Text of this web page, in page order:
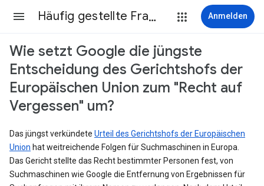
Häufig gestellte Fragen Anmelden
Wie setzt Google die jüngste
Entscheidung des Gerichtshofs der
Europäischen Union zum "Recht auf
Vergessen" um?
Das jüngst verkündete Urteil des Gerichtshofs der Europäischen
Union hat weitreichende Folgen für Suchmaschinen in Europa.
Das Gericht stellte das Recht bestimmter Personen fest, von
Suchmaschinen wie Google die Entfernung von Ergebnissen für